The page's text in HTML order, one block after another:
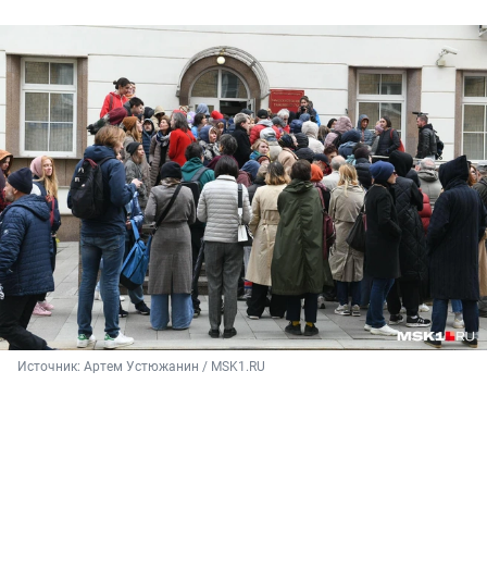
Источник: Артем Устюжанин / MSK1.RU